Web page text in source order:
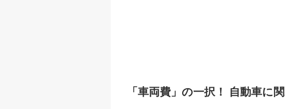
「車両費」の一択！ 自動車に